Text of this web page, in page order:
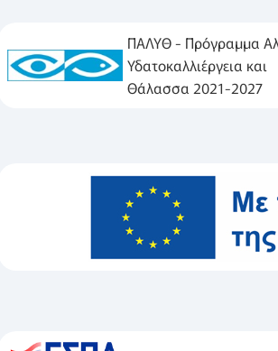
ΠΑΛΥΘ - Πρόγραμμα
Υδατοκαλλιέργεια και
Θάλασσα 2021-2027